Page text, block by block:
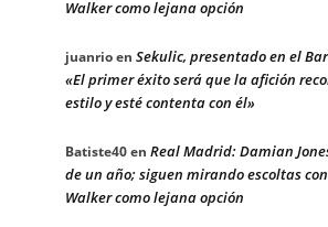
Walker como lejana opción
juanrioen Sekulic, presentado en el
«El primer éxito será que la afición
estilo y esté contenta con él»
Batiste40en Real Madrid: Damian
de un año; siguen mirando escoltas
Walker como lejana opción